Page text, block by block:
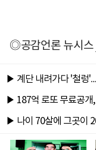
◎공감언론 뉴시스